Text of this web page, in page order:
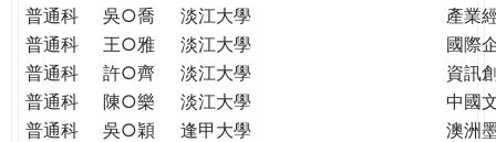
普通科
吳○喬 淡江大學
產業
普通科
王○雅 淡江大學
國際
普通科
許○齊 淡江大學
資訊
普通科
陳○樂 淡江大學
中國
普通科
吳○穎 逢甲大學
澳洲